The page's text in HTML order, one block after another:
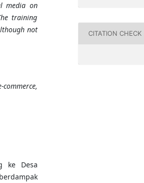
media on
training
not
ke Desa
CITATION CHECK